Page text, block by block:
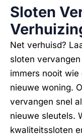
Sloten
Net verhuisd?
sloten
immers nooit
nieuwe woning.
vervangen snel
nieuwe sleutels.
kwaliteitssloten